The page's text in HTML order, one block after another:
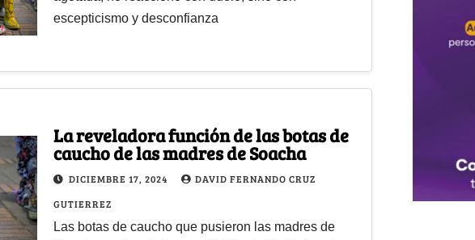
escepticismo y desconfianza
La reveladora función de las botas de
caucho de las madres de Soacha
DICIEMBRE 17, 2024
DAVID FERNANDO CRUZ
GUTIERREZ
Las botas de caucho que pusieron las madres de